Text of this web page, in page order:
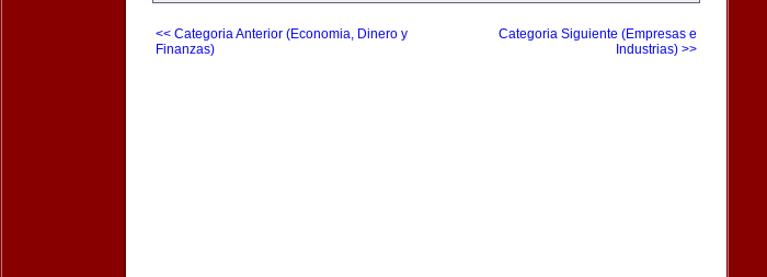
<< Categoria Anterior (Economia, Dinero y
Finanzas)
Categoria Siguiente (Empresas e
Industrias) >>